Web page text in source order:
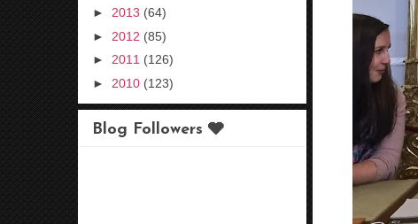
► 2013 (64)
► 2012 (85)
► 2011 (126)
► 2010 (123)
Blog Followers 🩶